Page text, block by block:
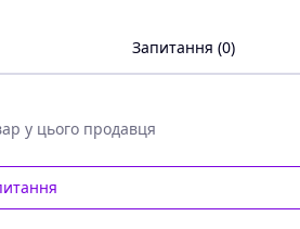
Запитання (0)
у цього продавця